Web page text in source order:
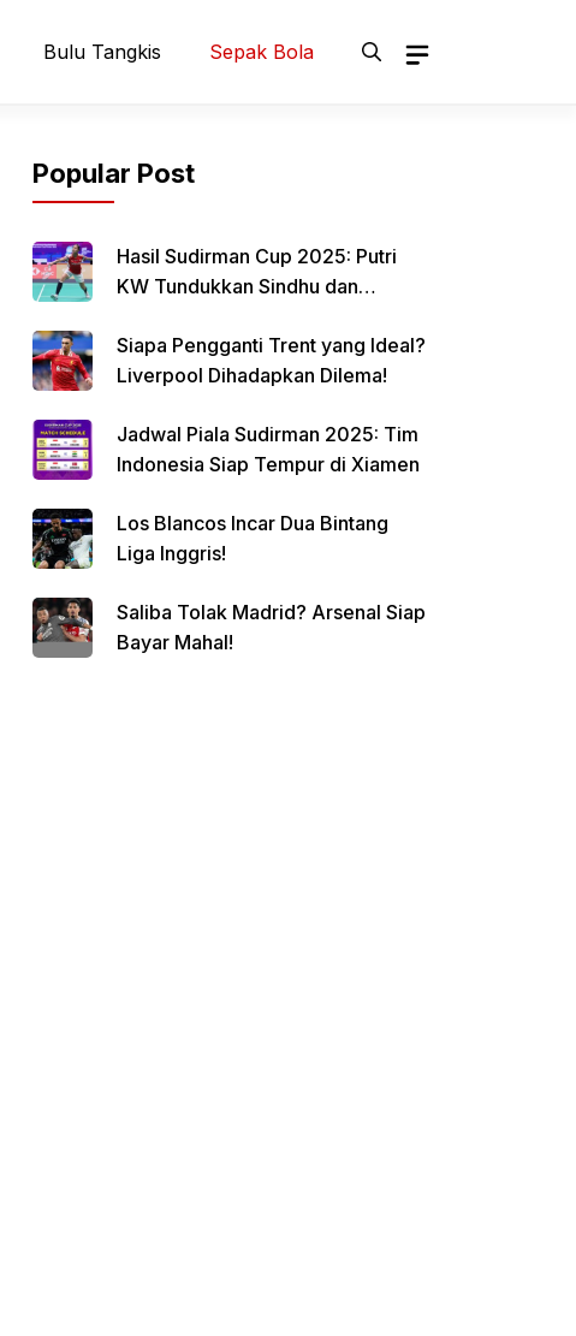
Bulu Tangkis Sepak Bola
Popular Post
Hasil Sudirman Cup 2025: Putri
KW Tundukkan Sindhu dan
Siapa Pengganti Trent yang Ideal?
Liverpool Dihadapkan Dilema!
Jadwal Piala Sudirman 2025: Tim
Indonesia Siap Tempur di Xiamen
Los Blancos Incar Dua Bintang
Liga Inggris!
Saliba Tolak Madrid? Arsenal Siap
Bayar Mahal!